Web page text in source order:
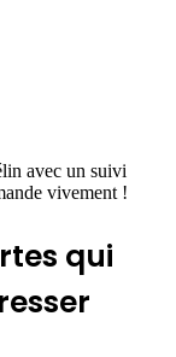
avec un suivi
vivement !
qui